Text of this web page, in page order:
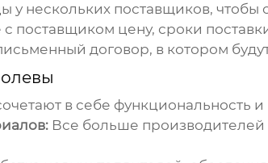
у нескольких поставщиков, чтобы
поставщиком цену, сроки
договор, в котором
в себе функциональность
Все больше производителей